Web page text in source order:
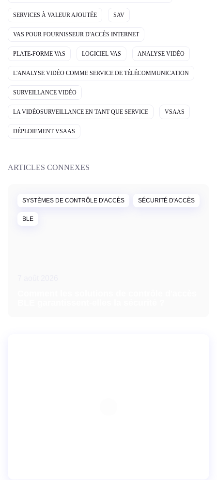
SERVICES À VALEUR AJOUTÉE SAV
VAS POUR FOURNISSEUR D'ACCÈS INTERNET
PLATE-FORME VAS LOGICIEL VAS ANALYSE VIDÉO
L'ANALYSE VIDÉO COMME SERVICE DE TÉLÉCOMMUNICATION
SURVEILLANCE VIDÉO
LA VIDÉOSURVEILLANCE EN TANT QUE SERVICE VSAAS
DÉPLOIEMENT VSAAS
ARTICLES CONNEXES
SYSTÈMES DE CONTRÔLE D'ACCÈS SÉCURITÉ D'ACCÈS
BLE